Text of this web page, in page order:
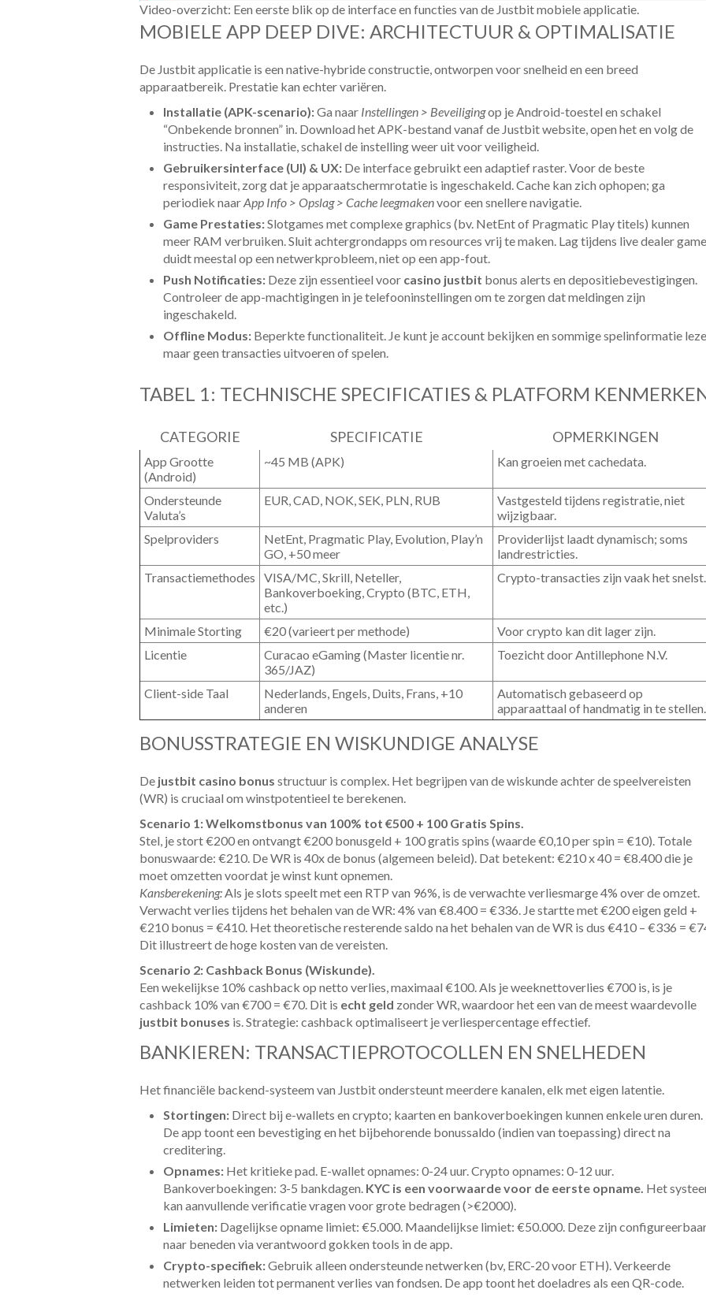
Video-overzicht: Een eerste blik op de interface en functies van de Justbit mobiele applicatie.
MOBIELE APP DEEP DIVE: ARCHITECTUUR & OPTIMALISATIE
De Justbit applicatie is een native-hybride constructie, ontworpen voor snelheid en een breed
apparaatbereik. Prestatie kan echter variëren.
Installatie (APK-scenario):Ga naar Instellingen > Beveiligingop je Android-toestel en schakel
“Onbekende bronnen” in. Download het APK-bestand vanaf de Justbit website, open het en volg de
instructies. Na installatie, schakel de instelling weer uit voor veiligheid.
Gebruikersinterface (UI) & UX: De interface gebruikt een adaptief raster. Voor de beste
responsiviteit, zorg dat je apparaatschermrotatie is ingeschakeld. Cache kan zich ophopen; ga
periodiek naarApp Info > Opslag > Cache leegmakenvoor een snellere navigatie.
Game Prestaties:Slotgames met complexe graphics (bv. NetEnt of Pragmatic Play titels) kunnen
meer RAM verbruiken. Sluit achtergrondapps om resources vrij te maken. Lag tijdens live dealer
duidt meestal op een netwerkprobleem, niet op een app-fout.
Push Notificaties: Deze zijn essentieel voor casino justbit bonus alerts en depositiebevestigingen.
Controleer de app-machtigingen in je telefooninstellingen om te zorgen dat meldingen zijn
ingeschakeld.
Offline Modus: Beperkte functionaliteit. Je kunt je account bekijken en sommige spelinformatie
maar geen transacties uitvoeren of spelen.
TABEL 1: TECHNISCHE SPECIFICATIES & PLATFORM
CATEGORIE SPECIFICATIE OPMERKINGEN
App Grootte
(Android)
~45 MB (APK) Kan groeien met cachedata.
Ondersteunde
Valuta’s
EUR, CAD, NOK, SEK, PLN, RUB
Vastgesteld tijdens registratie, niet
wijzigbaar.
Spelproviders
NetEnt, Pragmatic Play, Evolution, Play’n
GO, +50 meer
Providerlijst laadt dynamisch; soms
landrestricties.
Transactiemethodes
VISA/MC, Skrill, Neteller,
Bankoverboeking, Crypto (BTC, ETH,
etc.)
Crypto-transacties zijn vaak het snelst.
Minimale Storting €20 (varieert per methode)
Voor crypto kan dit lager zijn.
Licentie
Curacao eGaming (Master licentie nr.
365/JAZ)
Toezicht door Antillephone N.V.
Client-side Taal
Nederlands, Engels, Duits, Frans, +10
anderen
Automatisch gebaseerd op
apparaattaal of handmatig in te stellen.
BONUSSTRATEGIE EN WISKUNDIGE ANALYSE
De justbit casino bonus structuur is complex. Het begrijpen van de wiskunde achter de speelvereisten
(WR) is cruciaal om winstpotentieel te berekenen.
Scenario 1: Welkomstbonus van 100% tot €500 + 100 Gratis Spins.
Stel, je stort €200 en ontvangt €200 bonusgeld + 100 gratis spins (waarde €0,10 per spin = €10). Totale
bonuswaarde: €210. De WR is 40x de bonus (algemeen beleid). Dat betekent: €210 x 40 = €8.400 die je
moet omzetten voordat je winst kunt opnemen.
Kansberekening: Als je slots speelt met een RTP van 96%, is de verwachte verliesmarge 4% over de omzet.
Verwacht verlies tijdens het behalen van de WR: 4% van €8.400 = €336. Je startte met €200 eigen geld +
€210 bonus = €410. Het theoretische resterende saldo na het behalen van de WR is dus €410 – €336 =
Dit illustreert de hoge kosten van de vereisten.
Scenario 2: Cashback Bonus (Wiskunde).
Een wekelijkse 10% cashback op netto verlies, maximaal €100. Als je weeknettoverlies €700 is, is je
cashback 10% van €700 = €70. Dit is echt geld zonder WR, waardoor het een van de meest waardevolle
justbit bonuses is. Strategie: cashback optimaliseert je verliespercentage effectief.
BANKIEREN: TRANSACTIEPROTOCOLLEN EN SNELHEDEN
Het financiële backend-systeem van Justbit ondersteunt meerdere kanalen, elk met eigen latentie.
Stortingen: Direct bij e-wallets en crypto; kaarten en bankoverboekingen kunnen enkele uren duren.
De app toont een bevestiging en het bijbehorende bonussaldo (indien van toepassing) direct na
creditering.
Opnames: Het kritieke pad. E-wallet opnames: 0-24 uur. Crypto opnames: 0-12 uur.
Bankoverboekingen: 3-5 bankdagen. KYC is een voorwaarde voor de eerste opname. Het
kan aanvullende verificatie vragen voor grote bedragen (>€2000).
Limieten: Dagelijkse opname limiet: €5.000. Maandelijkse limiet: €50.000. Deze zijn
naar beneden via verantwoord gokken tools in de app.
Crypto-specifiek:Gebruik alleen ondersteunde netwerken (bv, ERC-20 voor ETH). Verkeerde
netwerken leiden tot permanent verlies van fondsen. De app toont het doeladres als een QR-code.